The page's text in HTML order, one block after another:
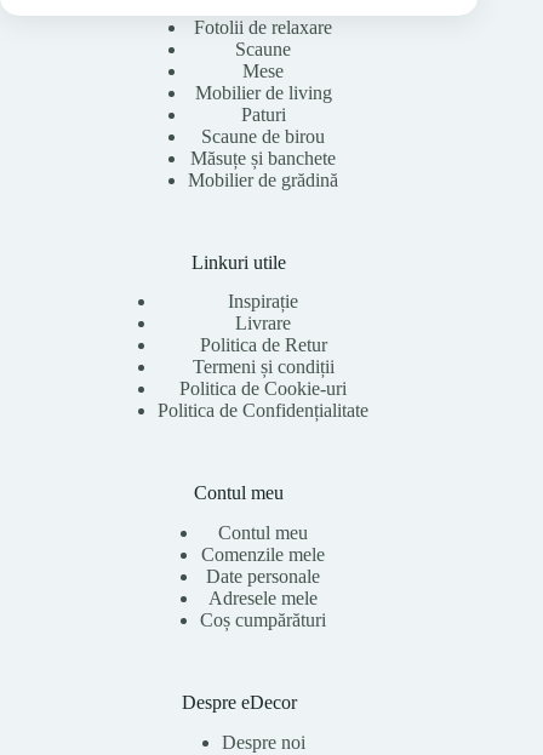
Fotolii de relaxare
Scaune
Mese
Mobilier de living
Paturi
Scaune de birou
Măsuțe și banchete
Mobilier de grădină
Linkuri utile
Inspirație
Livrare
Politica de Retur
Termeni și condiții
Politica de Cookie-uri
Politica de Confidențialitate
Contul meu
Contul meu
Comenzile mele
Date personale
Adresele mele
Coș cumpărături
Despre eDecor
Despre noi